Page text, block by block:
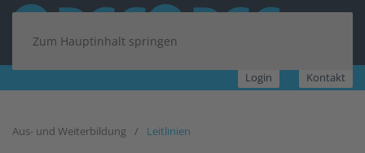
Zum Hauptinhalt springen
Login Kontakt
Aus- und Weiterbildung Leitlinien